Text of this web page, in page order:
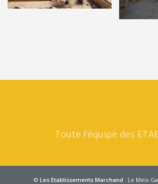
Toute l’équipe des
© Les Etablissements Marchand : Le Meix